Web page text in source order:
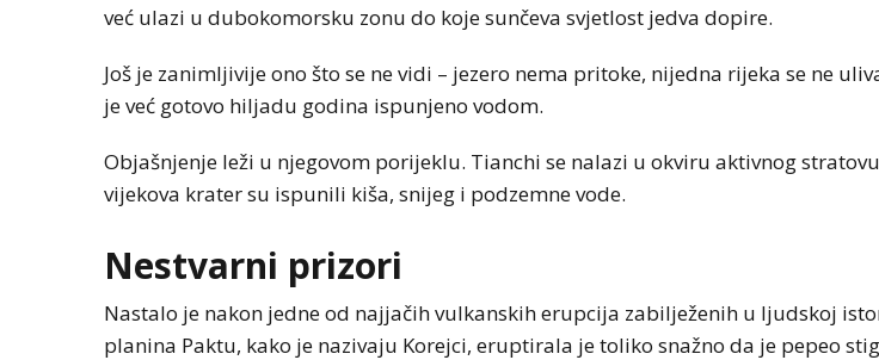
već ulazi u dubokomorsku zonu do koje sunčeva svjetlost jedva dopire.
Još je zanimljivije ono što se ne vidi – jezero nema pritoke, nijedna rijeka se ne
je već gotovo hiljadu godina ispunjeno vodom.
Objašnjenje leži u njegovom porijeklu. Tianchi se nalazi u okviru aktivnog
vijekova krater su ispunili kiša, snijeg i podzemne vode.
Nestvarni prizori
Nastalo je nakon jedne od najjačih vulkanskih erupcija zabilježenih u ljudskoj
planina Paktu, kako je nazivaju Korejci, eruptirala je toliko snažno da je pepeo